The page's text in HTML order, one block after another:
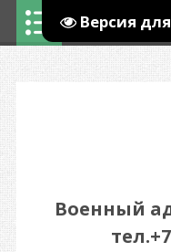
Версия
Военный